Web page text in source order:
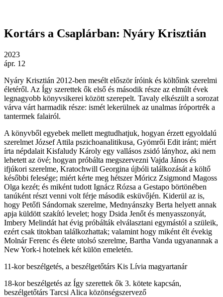
Kortárs a Csaplárban: Nyáry Krisztián
2023
ápr. 12
Nyáry Krisztián 2012-ben mesélt először íróink és költőink szerelmi
életéről. Az Így szerettek ők első és második része az elmúlt évek
legnagyobb könyvsikerei között szerepelt. Tavaly elkészült a sorozat
várva várt harmadik része: ismét lekerülnek az unalmas íróportrék a
tantermek falairól.
A könyvből egyebek mellett megtudhatjuk, hogyan érzett egyoldalú
szerelmet József Attila pszichoanalitikusa, Gyömrői Edit iránt; miért
írta népdalait Kisfaludy Károly egy vallásos zsidó lányhoz, aki nem
lehetett az övé; hogyan próbálta megszervezni Vajda János és
ifjúkori szerelme, Kratochwill Georgina újbóli találkozását a költő
későbbi felesége; miért kérte meg hétszer Móricz Zsigmond Magoss
Olga kezét; és miként tudott Ignácz Rózsa a Gestapo börtönében
tanúként részt venni volt férje második esküvőjén. Kiderül az is,
hogy Petőfi Sándornak szerelme, Mednyánszky Berta helyett annak
apja küldött szakító levelet; hogy Dsida Jenőt és menyasszonyát,
Imbery Melindát hat évig próbálták elválasztani egymástól a szüleik,
ezért csak titokban találkozhattak; valamint hogy miként élt évekig
Molnár Ferenc és élete utolsó szerelme, Bartha Vanda ugyanannak a
New York-i hotelnek két külön emeletén.
11-kor beszélgetés, a beszélgetőtárs Kis Lívia magyartanár
18-kor beszélgetés az Így szerettek ők 3. kötete kapcsán,
beszélgetőtárs Tarcsi Alica közönségszervező